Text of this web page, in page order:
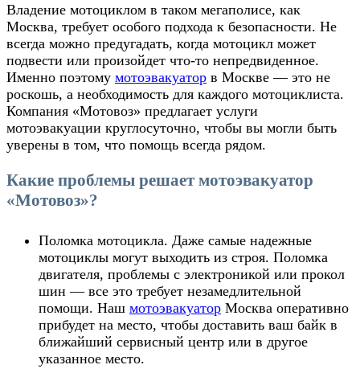
Владение мотоциклом в таком мегаполисе, как
Москва, требует особого подхода к безопасности. Не
всегда можно предугадать, когда мотоцикл может
подвести или произойдет что-то непредвиденное.
Именно поэтому мотоэвакуатор в Москве — это не
роскошь, а необходимость для каждого мотоциклиста.
Компания «Мотовоз» предлагает услуги
мотоэвакуации круглосуточно, чтобы вы могли быть
уверены в том, что помощь всегда рядом.
Какие проблемы решает мотоэвакуатор
«Мотовоз»?
Поломка мотоцикла. Даже самые надежные
мотоциклы могут выходить из строя. Поломка
двигателя, проблемы с электроникой или прокол
шин — все это требует незамедлительной
помощи. Наш мотоэвакуатор Москва оперативно
прибудет на место, чтобы доставить ваш байк в
ближайший сервисный центр или в другое
указанное место.